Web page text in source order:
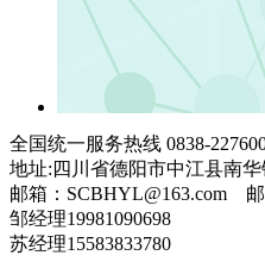
全国统一服务热线 0838-
地址:四川省德阳市中江县南
邮箱：SCBHYL@163.com
邹经理19981090698
苏经理15583833780